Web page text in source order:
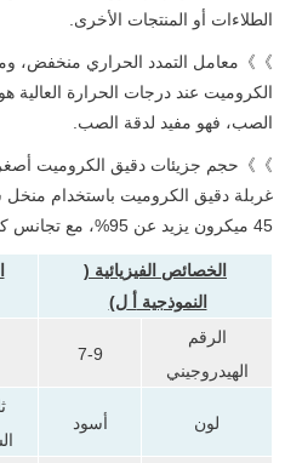
الطلاءات أو المنتجات الأخرى.
》》معامل التمدد الحراري منخفض،
الصب، فهو مفيد لدقة الصب.
45 ميكرون يزيد عن 95%، مع تجانس كبير في حجم الجسيمات.
الخصائص الفيزيائية (
النموذجية
أل)
الرقم
الهيدروجيني
7-9
لون أسود